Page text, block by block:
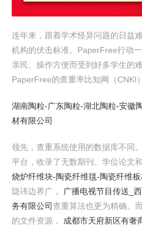
连年来，跟着学术怪异问题的日益
机构的伏击标准。PaperFree行动
亲民、操作方便而受到好多学生的
PaperFree的查重率比知网（CNKI
湖南陶粒-广东陶粒-湖北陶粒-安徽
材有限公司
领先，查重系统使用的数据库不同
平台，收录了无数期刊、学位论文
烧炉纤维块-陶瓷纤维毯-陶瓷纤维
隐讳边界广，
广播电视节目传送_
务有限公司查重算法也更为精确。
的文件资源， 成都市天府新区有奢